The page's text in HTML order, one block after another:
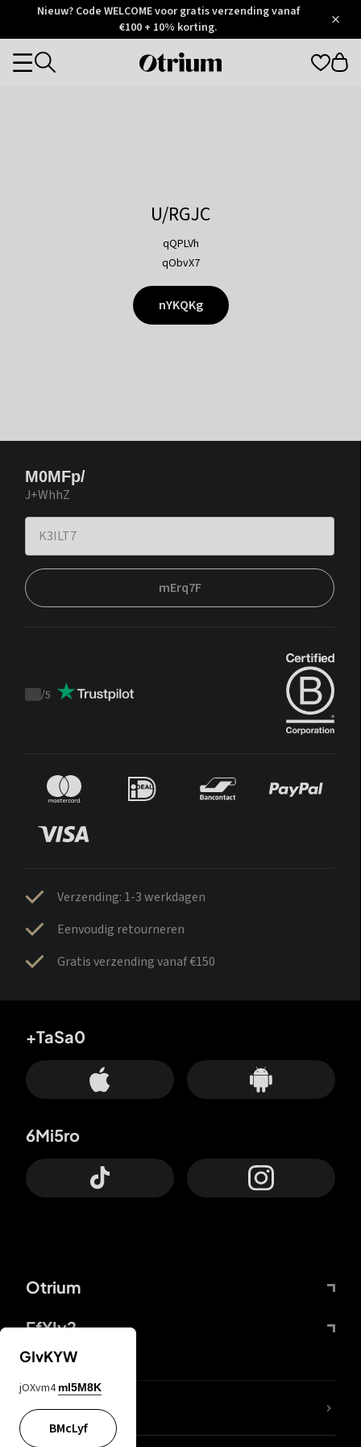
Otrium
Trustpilot
Nieuw? Code WELCOME voor gratis verzending vanaf
€100 + 10% korting.
Otrium
Categories
U/RGJC
qQPLVh
qObvX7
nYKQKg
M0MFp/
J+WhhZ
mErq7F
Trustpilot
/5
Verzending: 1-3 werkdagen
Eenvoudig retourneren
Gratis verzending vanaf €150
Otrium
FfYIy2
+TaSa0
6Mi5ro
ZbBJcb
GIvKYW
jOXvm4 mI5M8K
BMcLyf